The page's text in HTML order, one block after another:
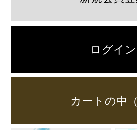
ログイン
カートの中（